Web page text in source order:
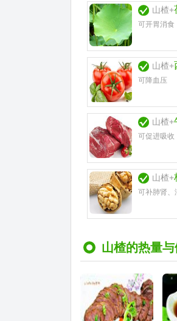
山楂+
可开胃消食
山楂+
可降血压
山楂+
可促进吸收
山楂+
可补肺肾、
山楂的热量